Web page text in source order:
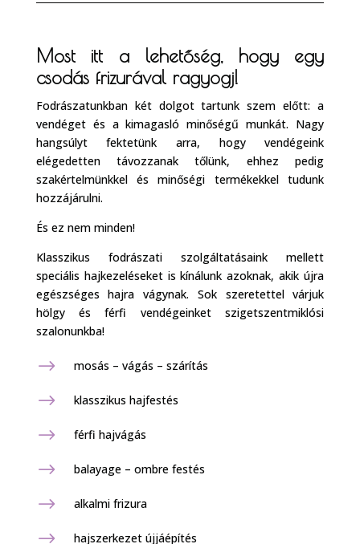
Most itt a lehetőség, hogy egy
csodás frizurával ragyogj!
Fodrászatunkban két dolgot tartunk szem előtt: a
vendéget és a kimagasló minőségű munkát. Nagy
hangsúlyt fektetünk arra, hogy vendégeink
elégedetten távozzanak tőlünk, ehhez pedig
szakértelmünkkel és minőségi termékekkel tudunk
hozzájárulni.
És ez nem minden!
Klasszikus fodrászati szolgáltatásaink mellett
speciális hajkezeléseket is kínálunk azoknak, akik újra
egészséges hajra vágynak. Sok szeretettel várjuk
hölgy és férfi vendégeinket szigetszentmiklósi
szalonunkba!
$ mosás – vágás – szárítás
$ klasszikus hajfestés
$ férfi hajvágás
$ balayage – ombre festés
$ alkalmi frizura
$ hajszerkezet újjáépítés